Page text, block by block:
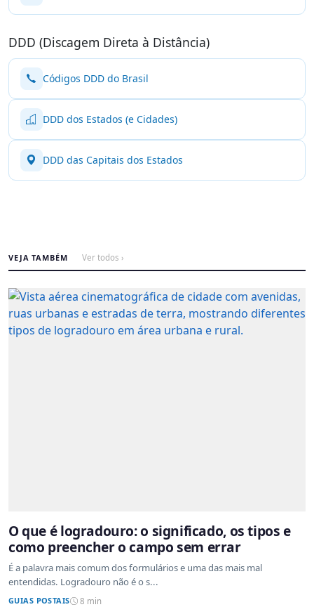
DDD (Discagem Direta à Distância)
Códigos DDD do Brasil
DDD dos Estados (e Cidades)
DDD das Capitais dos Estados
VEJA TAMBÉM Ver todos ›
O que é logradouro: o significado, os tipos e
como preencher o campo sem errar
É a palavra mais comum dos formulários e uma das mais mal
entendidas. Logradouro não é o s...
GUIAS POSTAIS 8 min